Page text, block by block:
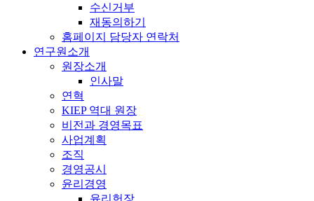
수신거부
재동의하기
홈페이지 담당자 연락처
연구원소개
원장소개
인사말
연혁
KIEP 역대 원장
비전과 경영목표
사업계획
조직
경영공시
윤리경영
윤리헌장